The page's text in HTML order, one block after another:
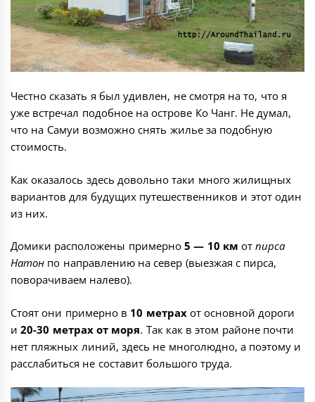
Честно сказать я был удивлен, не смотря на то, что я
уже встречал подобное на острове Ко Чанг. Не думал,
что на Самуи возможно снять жилье за подобную
стоимость.
Как оказалось здесь довольно таки много жилищных
вариантов для будущих путешественников и этот один
из них.
Домики расположены примерно 5 — 10 км отпирса
Натон по направлению на север (выезжая с пирса,
поворачиваем налево).
Стоят они примерно в 10 метрахот основной дороги
и20-30 метрах от моря. Так как в этом районе почти
нет пляжных линий, здесь не многолюдно, а поэтому и
расслабиться не составит большого труда.